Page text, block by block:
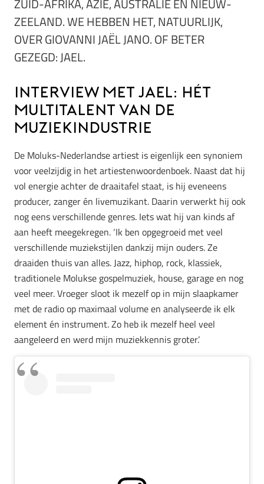
ZUID-AFRIKA, AZIË, AUSTRALIË EN NIEUW-
ZEELAND. WE HEBBEN HET, NATUURLIJK,
OVER GIOVANNI JAËL JANO. OF BETER
GEZEGD: JAEL.
Interview met JAEL: hÉt
multitalent van de
muziekindustrie
De Moluks-Nederlandse artiest is eigenlijk een synoniem
voor veelzijdig in het artiestenwoordenboek. Naast dat hij
vol energie achter de draaitafel staat, is hij eveneens
producer, zanger én livemuzikant. Daarin verwerkt hij ook
nog eens verschillende genres. Iets wat hij van kinds af
aan heeft meegekregen. ‘Ik ben opgegroeid met veel
verschillende muziekstijlen dankzij mijn ouders. Ze
draaiden thuis van alles. Jazz, hiphop, rock, klassiek,
traditionele Molukse gospelmuziek, house, garage en nog
veel meer. Vroeger sloot ik mezelf op in mijn slaapkamer
met de radio op maximaal volume en analyseerde ik elk
element én instrument. Zo heb ik mezelf heel veel
aangeleerd en werd mijn muziekkennis groter.’